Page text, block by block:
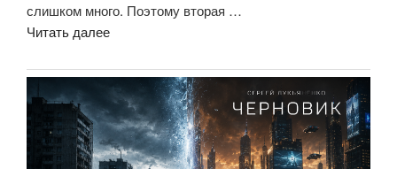
слишком много. Поэтому вторая …
Читать далее««Чистовик».
столько
продолжение,
сколько
завершение
большой